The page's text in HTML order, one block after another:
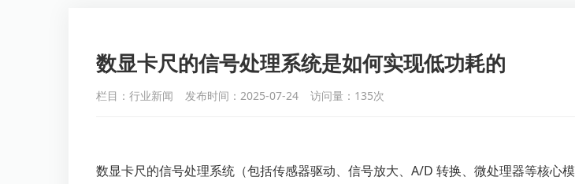
数显卡尺的信号处理系统是如何实现低功耗的
栏目：行业新闻 发布时间：2025-07-24 访问量：135次
数显卡尺的信号处理系统（包括传感器驱动、信号放大、A/D 转换、微处理器等核心模